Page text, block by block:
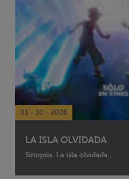
01 - 10 - 2026
LA ISLA OLVIDADA
Sinopsis: La isla olvidada...